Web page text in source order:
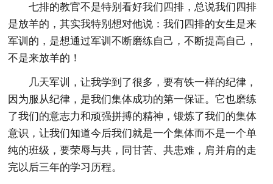
七排的教官不是特别看好我们四排，总说我们四排
是放羊的，其实我特别想对他说：我们四排的女生是来
军训的，是想通过军训不断磨练自己，不断提高自己，
不是来放羊的！
几天军训，让我学到了很多，要有铁一样的纪律，
因为服从纪律，是我们集体成功的第一保证。它也磨练
了我们的意志力和顽强拼搏的精神，锻炼了我们的集体
意识，让我们知道今后我们就是一个集体而不是一个单
纯的班级，要荣辱与共，同甘苦、共患难，肩并肩的走
完以后三年的学习历程。